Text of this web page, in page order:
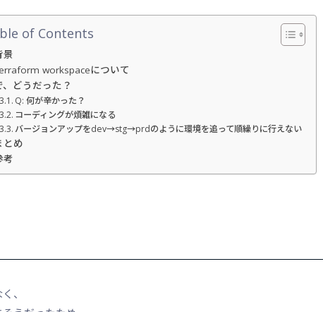
of Contents
景
workspaceについて
、どうだった？
Q: 何が辛かった？
コーディングが煩雑になる
バージョンアップをdev→stg→prdのように環境を追って順繰りに行えない
とめ
考
、